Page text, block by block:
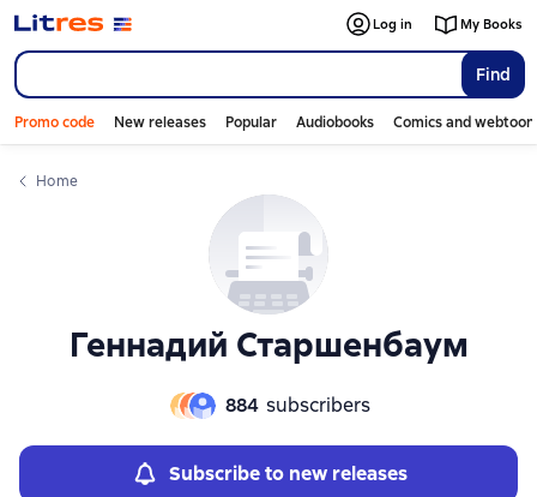
Find
Log in My Books
Promo code New releases Popular Audiobooks Comics and
Home
Геннадий Старшенбаум
884 subscribers
Subscribe to new releases
Слайдер с книгами
Слайдер с книгами